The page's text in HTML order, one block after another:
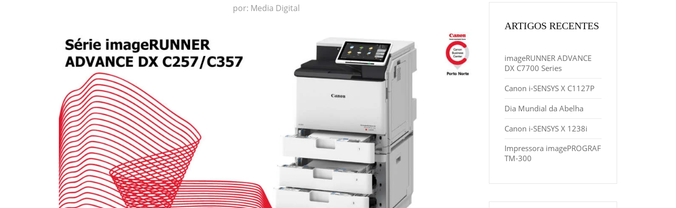
por: Media Digital
ARTIGOS RECENTES
imageRUNNER ADVANCE
DX C7700 Series
Canon i-SENSYS X C1127P
Dia Mundial da Abelha
Canon i-SENSYS X 1238i
Impressora imagePROGRAF
TM-300